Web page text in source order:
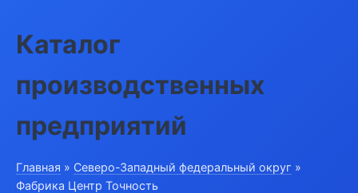
Каталог
производственных
предприятий
Главная » Северо-Западный федеральный округ »
Фабрика Центр Точность